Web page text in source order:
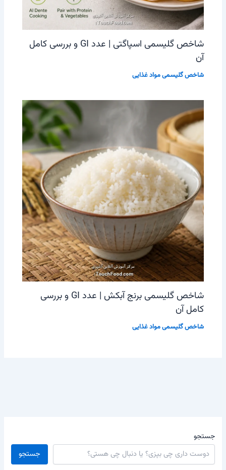
شاخص گلیسمی اسپاگتی | عدد GI و بررسی کامل
آن
شاخص گلیسمی مواد غذایی
شاخص گلیسمی برنج آبکش | عدد GI و بررسی
کامل آن
شاخص گلیسمی مواد غذایی
جستجو
جستجو